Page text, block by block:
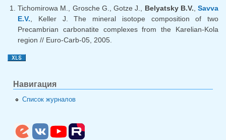
Tichomirowa M., Grosche G., Gotze J., Belyatsky B.V., Savva
E.V., Keller J. The mineral isotope composition of two
Precambrian carbonatite complexes from the Karelian-Kola
region // Euro-Carb-05, 2005.
Навигация
Список журналов